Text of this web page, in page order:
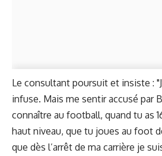
Le consultant poursuit et insiste :
infuse. Mais me sentir accusé par
connaître au football, quand tu as
haut niveau, que tu joues au foot
que dès l’arrêt de ma carrière je